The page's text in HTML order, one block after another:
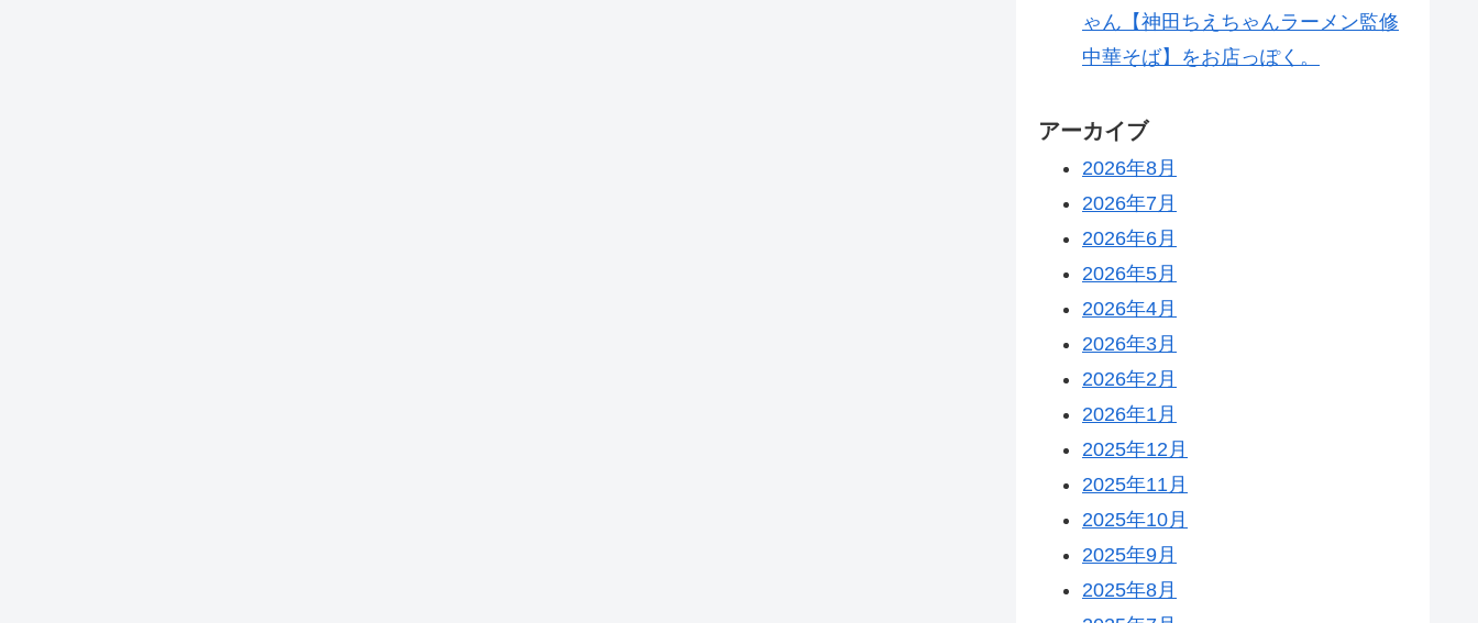
ゃん【神田ちえちゃんラーメン監修
中華そば】をお店っぽく。
アーカイブ
2026年8月
2026年7月
2026年6月
2026年5月
2026年4月
2026年3月
2026年2月
2026年1月
2025年12月
2025年11月
2025年10月
2025年9月
2025年8月